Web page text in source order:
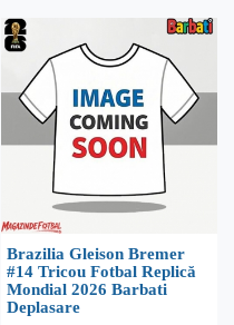
Brazilia Gleison Bremer
#14 Tricou Fotbal Replică
Mondial 2026 Barbati
Deplasare